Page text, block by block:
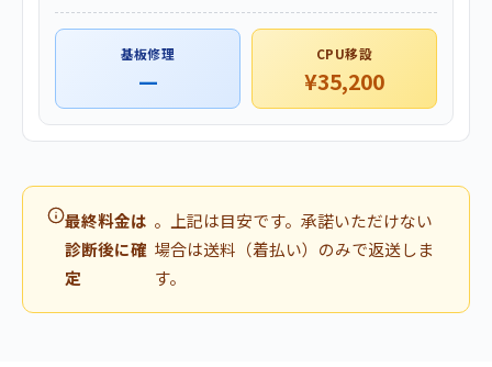
基板修理
—
CPU移設
¥35,200
最終料金は
診断後に確
定
。上記は目安です。承諾いただけない
場合は送料（着払い）のみで返送しま
す。